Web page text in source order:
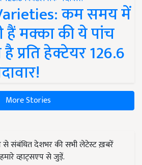
कम समय में
हैं मक्का की ये पांच
प्रति हेक्टेयर 126.6
More Stories
से संबंधित देशभर की सभी लेटेस्ट ख़बरें
व्हाट्सएप से जुड़ें.